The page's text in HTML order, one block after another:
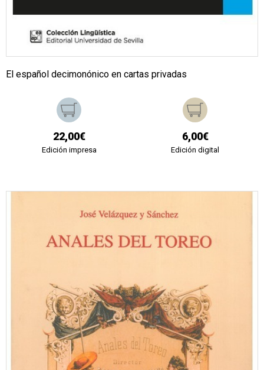
El español decimonónico en cartas privadas
22,00€
Edición impresa
6,00€
Edición digital